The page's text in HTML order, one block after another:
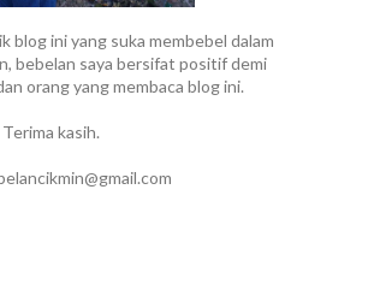
blog ini yang suka membebel dalam
bebelan saya bersifat positif demi
orang yang membaca blog ini.
Terima kasih.